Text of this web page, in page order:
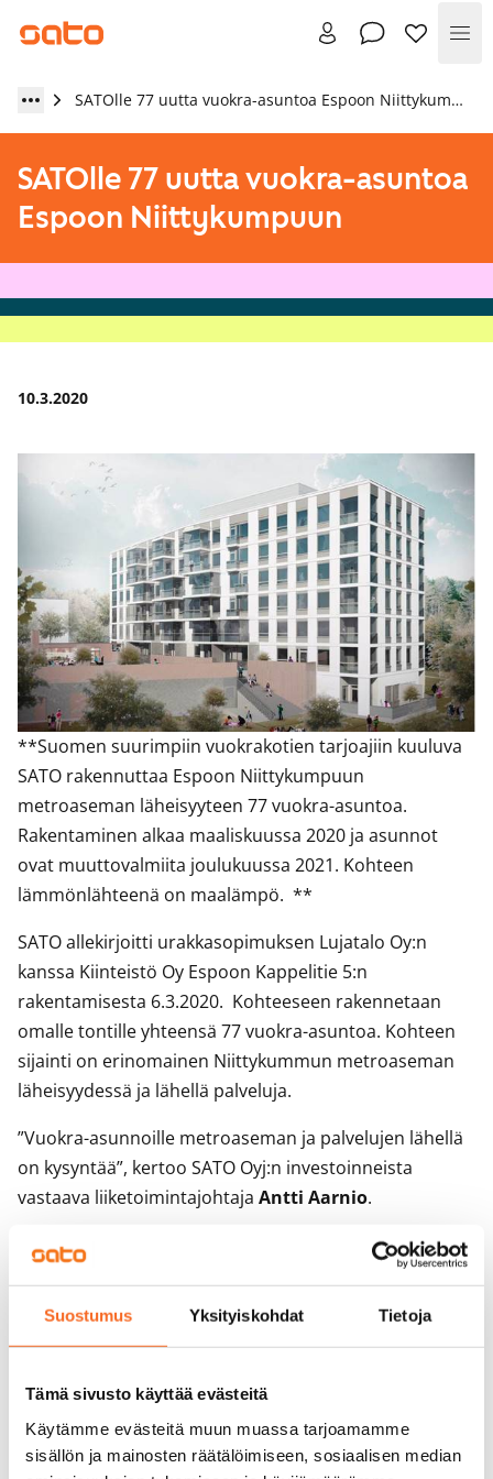
Suostumus Yksityiskohdat Tietoja
Tämä sivusto käyttää evästeitä
Käytämme evästeitä muun muassa tarjoamamme
sisällön ja mainosten räätälöimiseen, sosiaalisen median
SATOlle 77 uutta vuokra-asuntoa Espoon Niittykumpuun
SATOlle 77 uutta vuokra-asuntoa
Espoon Niittykumpuun
10.3.2020
**Suomen suurimpiin vuokrakotien tarjoajiin kuuluva
SATO rakennuttaa Espoon Niittykumpuun
metroaseman läheisyyteen 77 vuokra-asuntoa.
Rakentaminen alkaa maaliskuussa 2020 ja asunnot
ovat muuttovalmiita joulukuussa 2021. Kohteen
lämmönlähteenä on maalämpö. **
SATO allekirjoitti urakkasopimuksen Lujatalo Oy:n
kanssa Kiinteistö Oy Espoon Kappelitie 5:n
rakentamisesta 6.3.2020. Kohteeseen rakennetaan
omalle tontille yhteensä 77 vuokra-asuntoa. Kohteen
sijainti on erinomainen Niittykummun metroaseman
läheisyydessä ja lähellä palveluja.
”Vuokra-asunnoille metroaseman ja palvelujen lähellä
on kysyntää”, kertoo SATO Oyj:n investoinneista
vastaava liiketoimintajohtaja Antti Aarnio.
Kohteen lämmönlähteeksi valittiin maalämpö, jossa
hyödynnetään maaperään varastoitunutta auringon
energiaa. Maalämpö vähentää hiilidioksidipäästöjä ja
etenkin ilmaston lämmetessä maalämmön etuna on,
viilentämiseen. Kohde on käytönaikaisesti hiilineutraali,
kun maalämmön lisäksi käytetään uusiutuvaa sähköä.
”Tarkistamme kaikissa peruskorjaus- ja uudiskohteissa